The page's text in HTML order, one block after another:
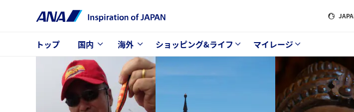
トップ 国内 海外 ショッピング&ライフ マイレージ